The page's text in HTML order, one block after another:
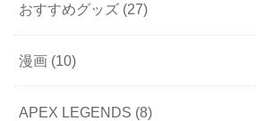
おすすめグッズ (27)
漫画 (10)
APEX LEGENDS (8)